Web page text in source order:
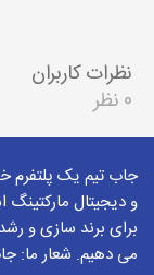
نظرات کاربران
0 نظر
جاب تیم یک پلتفرم
و دیجیتال
برای برند سازی و
می دهیم. شعار ما: